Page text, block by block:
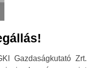
Gazdaságkutató Zrt.